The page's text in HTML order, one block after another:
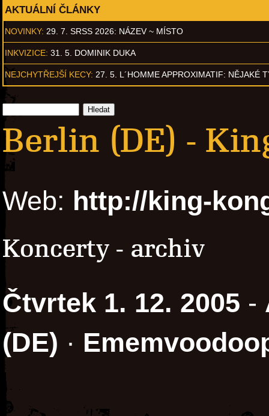
AKTUÁLNÍ ČLÁNKY
NOVINKY: 29. 7. SRSS 2026: NÁZEV ~ MÍSTO
INKVIZICE: 31. 5. DOMINIK DUKA
NEJCHYTŘEJŠÍ KECY: 27. 5. L´HOMME APPROXIMATIF: NĚJAKÉ
Berlin (DE) -
Web: http://king-
Koncerty - archiv
Čtvrtek 1. 12. 2005 -
(DE) ·